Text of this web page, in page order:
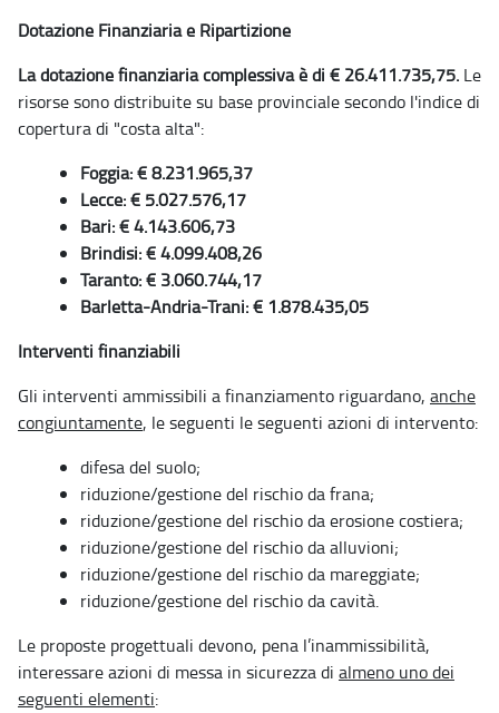
Dotazione Finanziaria e Ripartizione
La dotazione finanziaria complessiva è di € 26.411.735,75. Le
risorse sono distribuite su base provinciale secondo l'indice di
copertura di "costa alta":
Foggia: € 8.231.965,37
Lecce: € 5.027.576,17
Bari: € 4.143.606,73
Brindisi: € 4.099.408,26
Taranto: € 3.060.744,17
Barletta-Andria-Trani: € 1.878.435,05
Interventi finanziabili
Gli interventi ammissibili a finanziamento riguardano, anche
congiuntamente, le seguenti le seguenti azioni di intervento:
difesa del suolo;
riduzione/gestione del rischio da frana;
riduzione/gestione del rischio da erosione costiera;
riduzione/gestione del rischio da alluvioni;
riduzione/gestione del rischio da mareggiate;
riduzione/gestione del rischio da cavità.
Le proposte progettuali devono, pena l’inammissibilità,
interessare azioni di messa in sicurezza di almeno uno dei
seguenti elementi: